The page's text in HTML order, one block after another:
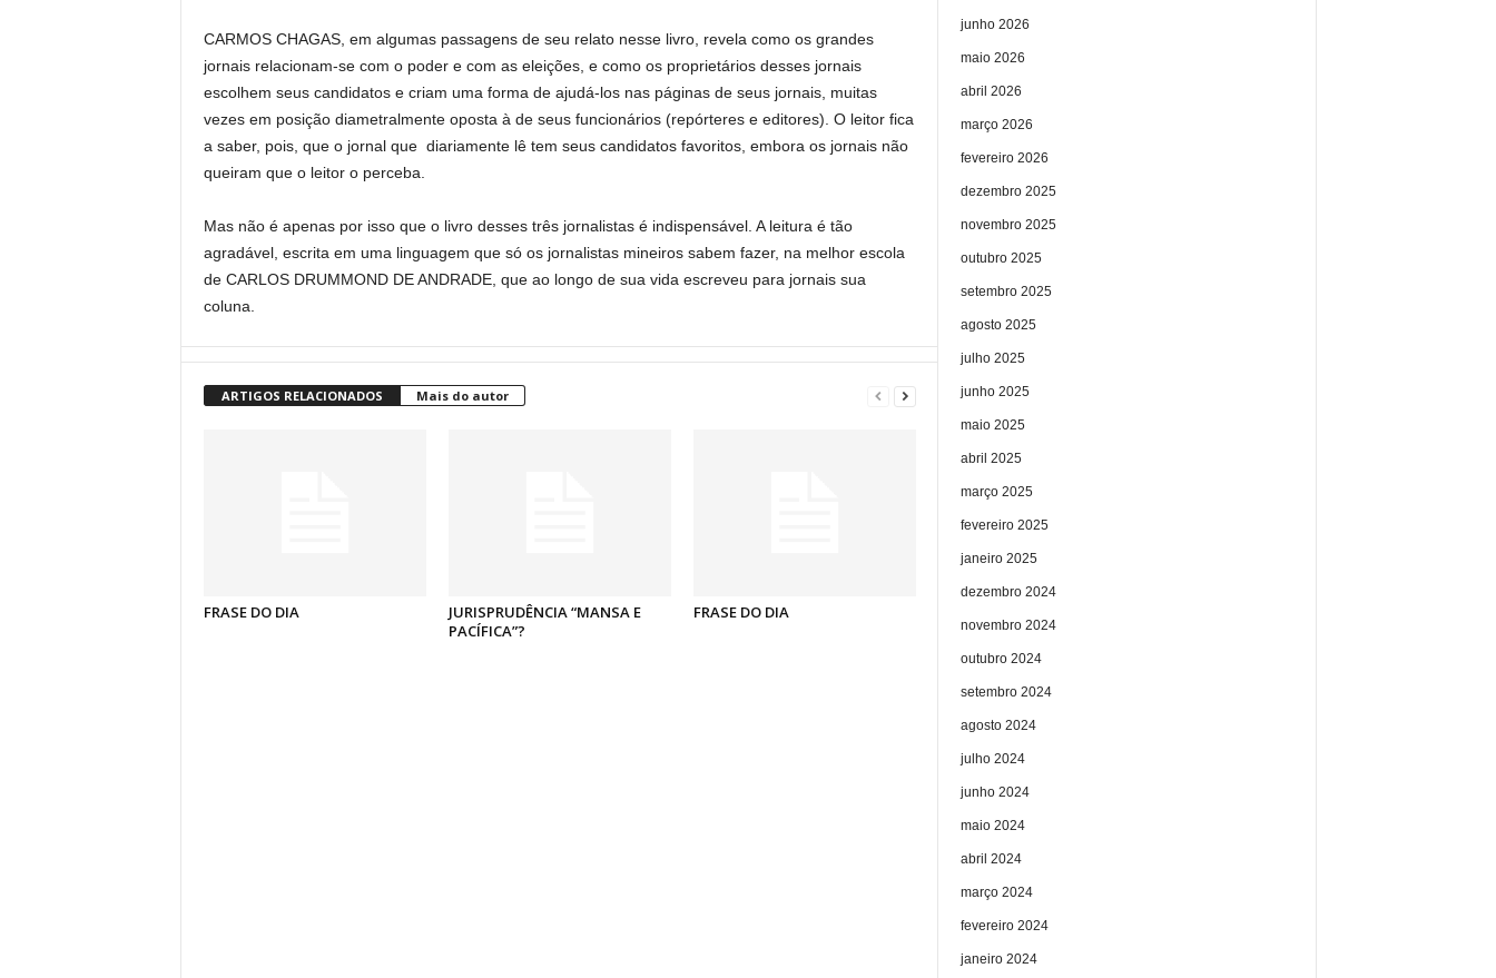
CARMOS CHAGAS, em algumas passagens de seu relato nesse livro, revela como os grandes
jornais relacionam-se com o poder e com as eleições, e como os proprietários desses jornais
escolhem seus candidatos e criam uma forma de ajudá-los nas páginas de seus jornais, muitas
vezes em posição diametralmente oposta à de seus funcionários (repórteres e editores). O leitor fica
a saber, pois, que o jornal que diariamente lê tem seus candidatos favoritos, embora os jornais não
queiram que o leitor o perceba.
Mas não é apenas por isso que o livro desses três jornalistas é indispensável. A leitura é tão
agradável, escrita em uma linguagem que só os jornalistas mineiros sabem fazer, na melhor escola
de CARLOS DRUMMOND DE ANDRADE, que ao longo de sua vida escreveu para jornais sua
coluna.
ARTIGOS RELACIONADOS Mais do autor
FRASE DO DIA
JURISPRUDÊNCIA “MANSA E
PACÍFICA”?
FRASE DO DIA
junho 2026
maio 2026
abril 2026
março 2026
fevereiro 2026
dezembro 2025
novembro 2025
outubro 2025
setembro 2025
agosto 2025
julho 2025
junho 2025
maio 2025
abril 2025
março 2025
fevereiro 2025
janeiro 2025
dezembro 2024
novembro 2024
outubro 2024
setembro 2024
agosto 2024
julho 2024
junho 2024
maio 2024
abril 2024
março 2024
fevereiro 2024
janeiro 2024